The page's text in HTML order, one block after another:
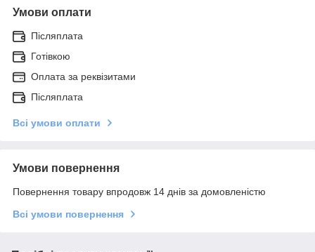
Умови оплати
Післяплата
Готівкою
Оплата за реквізитами
Післяплата
Всі умови оплати
Умови повернення
Повернення товару впродовж 14 днів за домовленістю
Всі умови повернення